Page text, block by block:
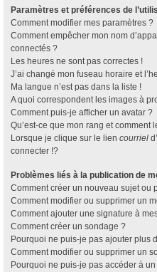
Paramètres et préférences de
Comment modifier mes paramètres ?
Comment empêcher mon nom
connectés ?
Les heures ne sont pas correctes !
J’ai changé mon fuseau horaire et
Ma langue n’est pas dans la liste !
A quoi correspondent les images à
Comment puis-je afficher un avatar ?
Qu’est-ce que mon rang et comment
Lorsque je clique sur le lien courriel
connecter !?
Problèmes liés à la publication de
Comment créer un nouveau sujet ou
Comment modifier ou supprimer un
Comment ajouter une signature à
Comment créer un sondage ?
Pourquoi ne puis-je pas ajouter plus
Comment modifier ou supprimer un
Pourquoi ne puis-je pas accéder à